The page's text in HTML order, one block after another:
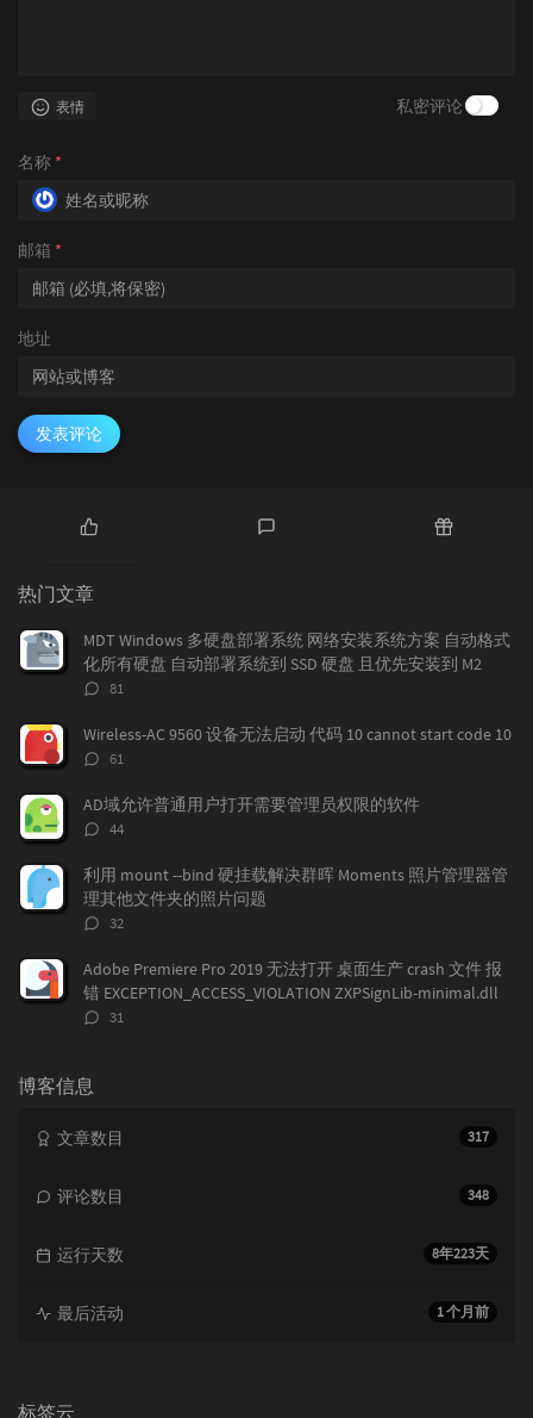
表情 私密评论
名称 *
邮箱 *
地址
发表评论
门
文
章
论
章
热门文章
MDT Windows 多硬盘部署系统 网络安装系统方案 自动格式
化所有硬盘 自动部署系统到 SSD 硬盘 且优先安装到 M2
评
数：
81
Wireless-AC 9560 设备无法启动 代码 10 cannot start code 10
评
数：
61
AD域允许普通用户打开需要管理员权限的软件
评
数：
44
利用 mount --bind 硬挂载解决群晖 Moments 照片管理器管
理其他文件夹的照片问题
评
数：
32
Adobe Premiere Pro 2019 无法打开 桌面生产 crash 文件 报
错 EXCEPTION_ACCESS_VIOLATION ZXPSignLib-minimal.dll
评
31
博客信息
317
文章数目
348
评论数目
8年223天
运行天数
1 个月前
最后活动
标签云